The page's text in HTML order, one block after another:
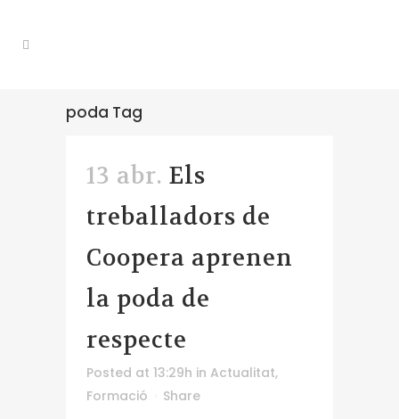
poda Tag
13 abr. Els
treballadors de
Coopera aprenen
la poda de
respecte
Posted at 13:29h in Actualitat,
Formació
Share